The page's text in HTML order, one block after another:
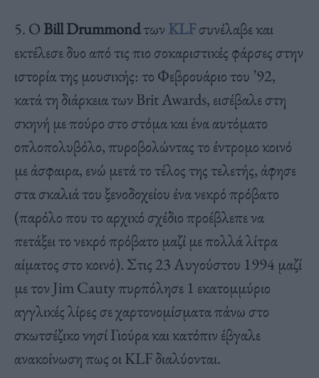
5. ΟBill Drummondτων ΚLFσυνέλαβε και
εκτέλεσε δυο από τις πιο σοκαριστικές φάρσες στην
ιστορία της μουσικής: το Φεβρουάριο του ’92,
κατά τη διάρκεια των Brit Awards, εισέβαλε στη
σκηνή με πούρο στο στόμα και ένα αυτόματο
οπλοπολυβόλο, πυροβολώντας το έντρομο κοινό
με άσφαιρα, ενώ μετά το τέλος της τελετής, άφησε
στα σκαλιά του ξενοδοχείου ένα νεκρό πρόβατο
(παρόλο που το αρχικό σχέδιο προέβλεπε να
πετάξει το νεκρό πρόβατο μαζί με πολλά λίτρα
αίματος στο κοινό). Στις 23 Αυγούστου 1994 μαζί
με τον Jim Cauty πυρπόλησε 1 εκατομμύριο
αγγλικές λίρες σε χαρτονομίσματα πάνω στο
σκωτσέζικο νησί Γιούρα και κατόπιν έβγαλε
ανακοίνωση πως οι KLF διαλύονται.